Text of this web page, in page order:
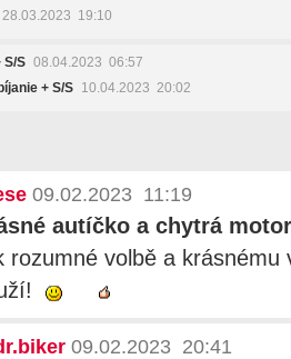
28.03.2023 19:10
S/S 08.04.2023 06:57
+ S/S 10.04.2023 20:02
09.02.2023 11:19
autíčko a chytrá
rozumné volbě a
09.02.2023 20:41